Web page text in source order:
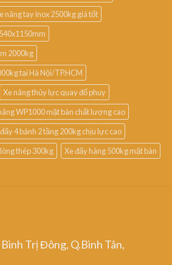
nâng tay inox 2500kg giá tốt
2000kg
tại Hà Nội/TP.HCM
Xe nâng thủy lực quay đổ phuy
WP1000 mặt bàn chất lượng cao
4 bánh 2 tầng 200kg chịu lực cao
thép 300kg Xe đẩy hàng 500kg mặt bàn
Trị Đông, Q.Bình Tân,